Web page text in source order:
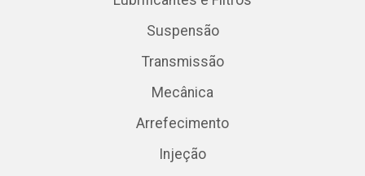
Suspensão
Transmissão
Mecânica
Arrefecimento
Injeção